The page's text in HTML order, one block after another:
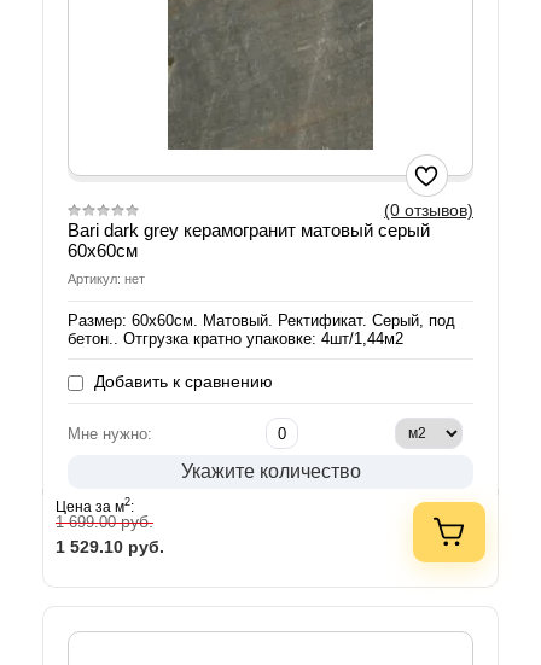
(0 отзывов)
Bari dark grey керамогранит матовый серый
60х60см
Артикул: нет
Размер: 60х60см. Матовый. Ректификат. Серый, под
бетон.. Отгрузка кратно упаковке: 4шт/1,44м2
Добавить к сравнению
Мне нужно:
Укажите количество
Цена за м2:
1 699.00руб.
1 529.10 руб.